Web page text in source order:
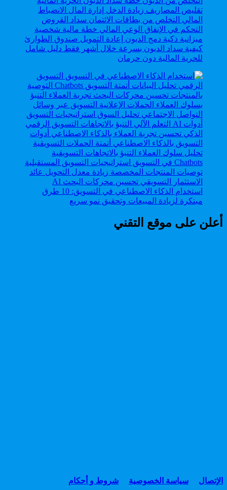
كيفية سداد الديون بسرعة خلال أشهر فقط دليل شامل
للحرية المالية دون حرمان
استخدام الذكاء الاصطناعي في التسويق: 10 طرق
مبتكرة لزيادة المبيعات وتحقيق نمو سريع
أعلن على موقع التقني
الإتصال سياسة الخصوصية شروط و أحكام